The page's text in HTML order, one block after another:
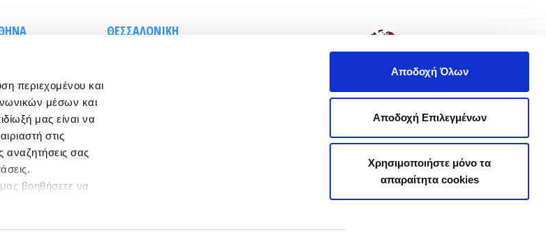
περιεχομένου και
μέσων και
μας είναι να
στις
αναζητήσεις σας
βοηθήσετε να
Αποδοχή Όλων
Αποδοχή Επιλεγμένων
Χρησιμοποιήστε μόνο τα
απαραίτητα cookies
115 28
210 7264700
@edoeap.gr
38
115 28
ΘΕΣΣΑΛΟΝΙΚΗ